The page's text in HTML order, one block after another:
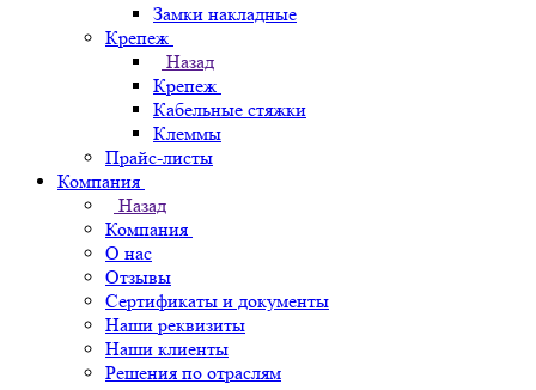
Замки накладные
Крепеж
Назад
Крепеж
Кабельные стяжки
Клеммы
Прайс-листы
Компания
Назад
Компания
О нас
Отзывы
Сертификаты и документы
Наши реквизиты
Наши клиенты
Решения по отраслям